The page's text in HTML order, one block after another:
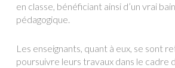
en classe, bénéficiant ainsi d’un vrai
pédagogique.
Les enseignants, quant à eux, se sont
poursuivre leurs travaux dans le cadre